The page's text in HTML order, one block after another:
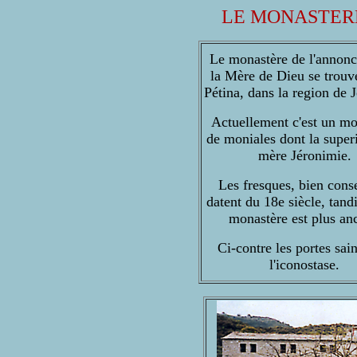
LE
Le monastère de
la Mère de Dieu se
Pétina, dans la region de
Actuellement c'est un
de moniales dont la
mère Jéronimie.
Les fresques, bien
datent du 18e siècle,
monastère est plus
Ci-contre les portes
l'iconostase.